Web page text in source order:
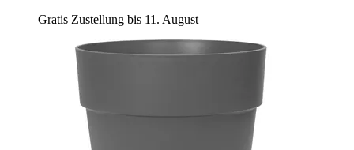
Gratis Zustellung bis 11. August